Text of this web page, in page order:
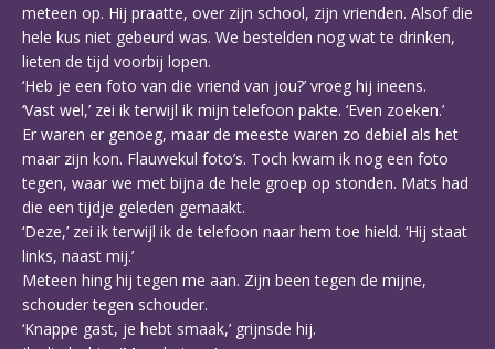
meteen op. Hij praatte, over zijn school, zijn vrienden. Alsof die
hele kus niet gebeurd was. We bestelden nog wat te drinken,
lieten de tijd voorbij lopen.
‘Heb je een foto van die vriend van jou?’ vroeg hij ineens.
‘Vast wel,’ zei ik terwijl ik mijn telefoon pakte. ‘Even zoeken.’
Er waren er genoeg, maar de meeste waren zo debiel als het
maar zijn kon. Flauwekul foto’s. Toch kwam ik nog een foto
tegen, waar we met bijna de hele groep op stonden. Mats had
die een tijdje geleden gemaakt.
‘Deze,’ zei ik terwijl ik de telefoon naar hem toe hield. ‘Hij staat
links, naast mij.’
Meteen hing hij tegen me aan. Zijn been tegen de mijne,
schouder tegen schouder.
‘Knappe gast, je hebt smaak,’ grijnsde hij.